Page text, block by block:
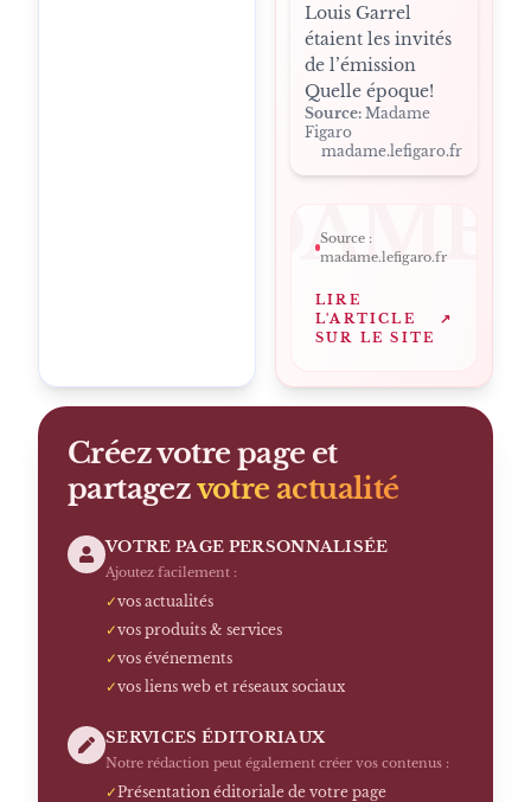
BRUXELLES
PARC DU CINQUANTENAIRE
Louis Garrel
étaient les invités
de l’émission
Quelle époque!
Source: Madame
Figaro
madame.lefigaro.fr
MADAME
Source :
madame.lefigaro.fr
LIRE
L'ARTICLE
SUR LE SITE
↗
Créez votre page et
partagezvotre actualité
VOTRE PAGE PERSONNALISÉE
Ajoutez facilement :
✓vos actualités
✓vos produits & services
✓vos événements
✓vos liens web et réseaux sociaux
SERVICES ÉDITORIAUX
Notre rédaction peut également créer vos contenus :
✓Présentation éditoriale de votre page